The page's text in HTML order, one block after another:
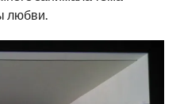
любви.